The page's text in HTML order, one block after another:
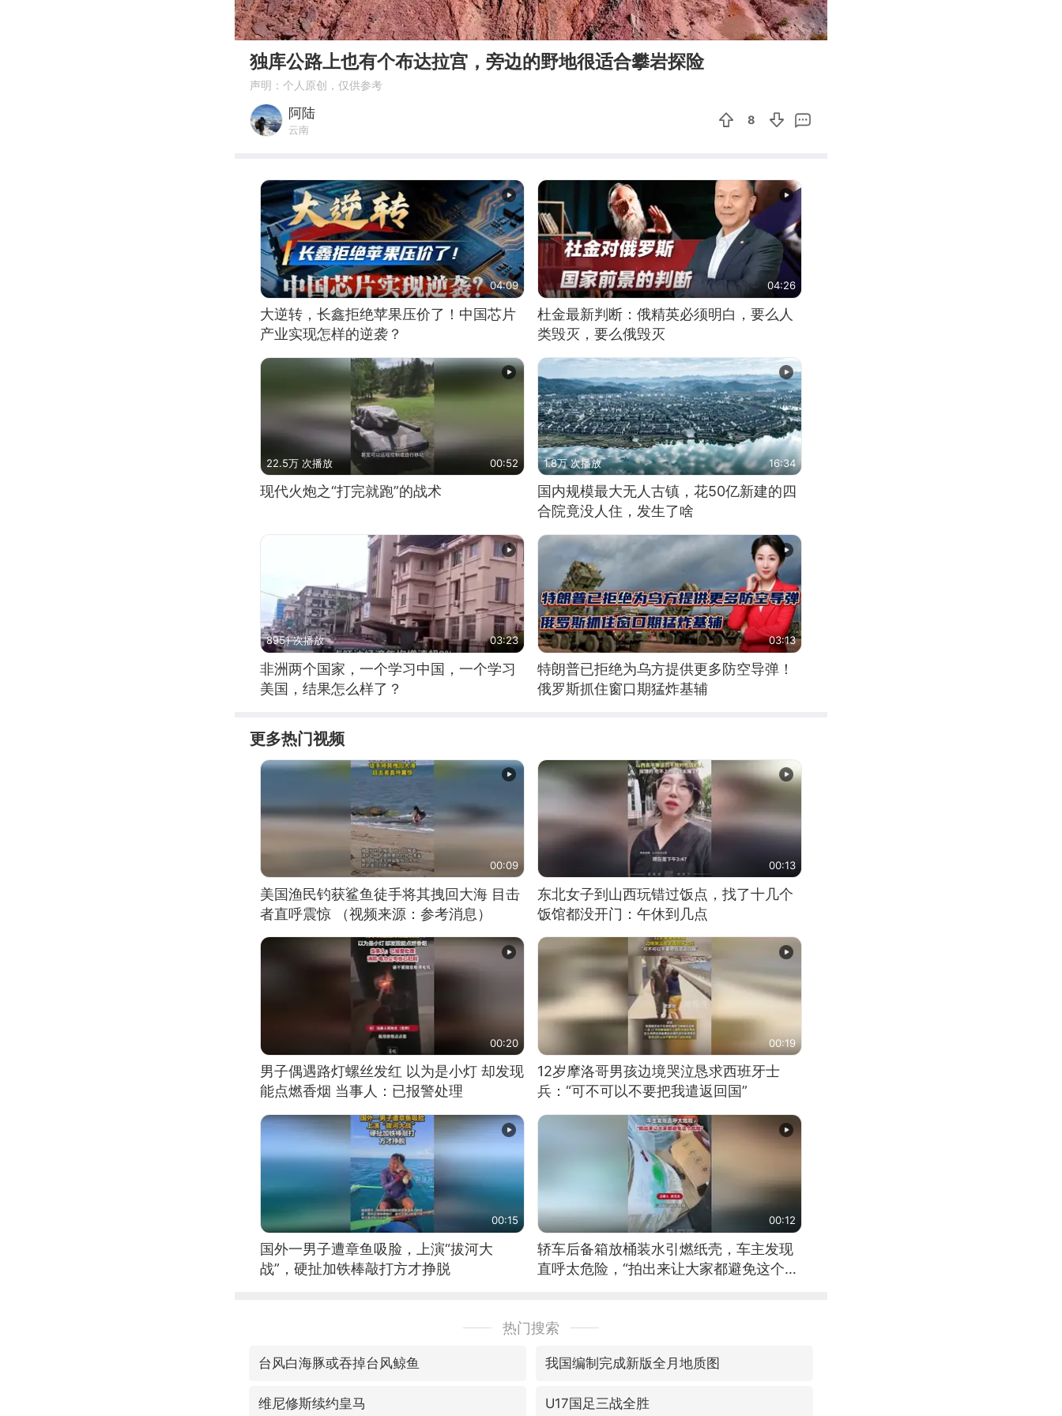
00:00 01:34
独库公路上也有个布达拉宫，旁边的野地很适合攀岩探险
声明：个人原创，仅供参考
阿陆
云南
8
04:09
大逆转，长鑫拒绝苹果压价了！中国芯片
产业实现怎样的逆袭？
04:26
杜金最新判断：俄精英必须明白，要么人
类毁灭，要么俄毁灭
22.5万 次播放 00:52
现代火炮之“打完就跑”的战术
1.8万 次播放 16:34
国内规模最大无人古镇，花50亿新建的四
合院竟没人住，发生了啥
8951 次播放 03:23
非洲两个国家，一个学习中国，一个学习
美国，结果怎么样了？
03:13
特朗普已拒绝为乌方提供更多防空导弹！
俄罗斯抓住窗口期猛炸基辅
更多热门视频
00:09
美国渔民钓获鲨鱼徒手将其拽回大海 目击
者直呼震惊 （视频来源：参考消息）
00:13
东北女子到山西玩错过饭点，找了十几个
饭馆都没开门：午休到几点
00:20
男子偶遇路灯螺丝发红 以为是小灯 却发现
能点燃香烟 当事人：已报警处理
00:19
12岁摩洛哥男孩边境哭泣恳求西班牙士
兵：“可不可以不要把我遣返回国”
00:15
国外一男子遭章鱼吸脸，上演“拔河大
战”，硬扯加铁棒敲打方才挣脱
00:12
轿车后备箱放桶装水引燃纸壳，车主发现
直呼太危险，“拍出来让大家都避免这个危
热门搜索
台风白海豚或吞掉台风鲸鱼 我国编制完成新版全月地质图
维尼修斯续约皇马 U17国足三战全胜